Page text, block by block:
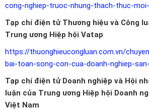
cong-nghiep-truoc-nhung-thach-thuc-
Tạp chí điện tử Thương hiệu và Công
Trung ương Hiệp hội Vatap
https://thuonghieucongluan.com.vn/
bai-toan-song-con-cua-doanh-nghiep-
Tạp chí điện tử Doanh nghiệp và Hội
luận của Trung ương Hiệp hội Doanh
Việt Nam